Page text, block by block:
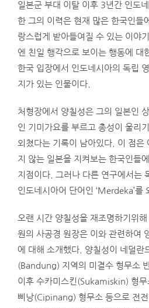
일본군 부대 이탈 이후 3년간 인도
한 그의 이력은 현재 많은 한국인들
랑스럽게 받아들여질 수 있는 이야
엔 친일 행각으로 보이는 행동에 대
한국 입장에서 인도네시아의 독립
지가 있는 인물이다.
처형장에서 양칠성은 그의 일본인
인 기미가요를 부르고 총성이 울리
외쳤다는 기록이 남아있다. 이 점은
지 않는 일본을 지켜보는 한국인들
지점이다. 그러나 다른 연구에서는
인도네시아어 단어인 ‘Merdeka’를
오랜 시간 양칠성을 재조명하기위
원의 사공경 원장은 이와 관련하여
에 대해 소개했다. 양칠성이 네덜란
(Bandung) 지역의 미결수 형무소
이후 수카미스킨(Sukamiskin) 형무
삐낭(Cipinang) 형무소 등으로 전